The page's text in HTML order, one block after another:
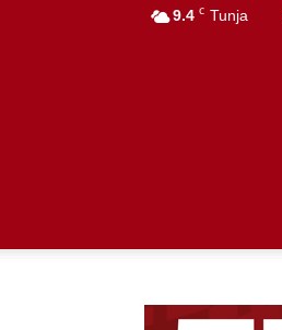
9.4 C Tunja